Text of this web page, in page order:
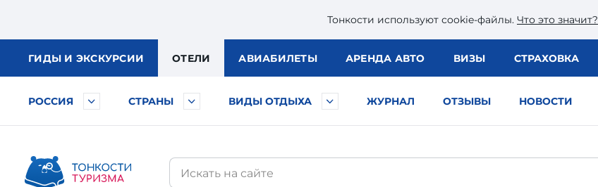
Тонкости используют сookie-файлы. Что это значит?
ГИДЫ И ЭКСКУРСИИ ОТЕЛИ АВИАБИЛЕТЫ АРЕНДА АВТО ВИЗЫ СТРАХОВКА
РОССИЯ СТРАНЫ ВИДЫ ОТДЫХА ЖУРНАЛ ОТЗЫВЫ НОВОСТИ